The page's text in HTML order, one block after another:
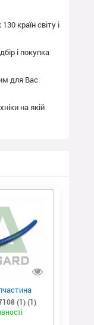
країн світу і
і покупка
для Вас
на якій
(1) (1)